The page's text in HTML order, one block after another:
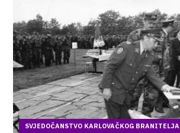
SVJEDOČANSTVO KARLOVAČKOG BRANITELJA